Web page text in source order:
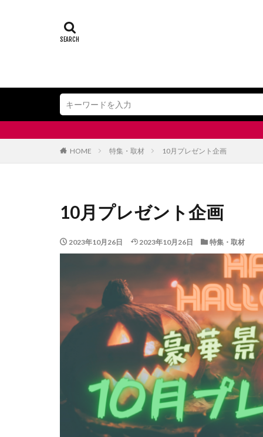
HOME 特集・取材 10月プレゼント企画
10月プレゼント企画
2023年10月26日 2023年10月26日 特集・取材